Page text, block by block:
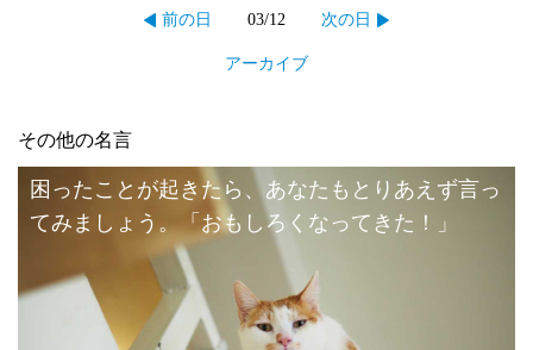
前の日 03/12 次の日
アーカイブ
その他の名言
困ったことが起きたら、あなたもとりあえず言っ
てみましょう。「おもしろくなってきた！」